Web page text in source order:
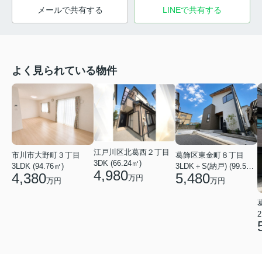
メールで共有する LINEで共有する
よく見られている物件
市川市大野町３丁目
3LDK (94.76㎡)
4,380万円
江戸川区北葛西２丁目
3DK (66.24㎡)
4,980万円
葛飾区東金町８丁目
3LDK＋S(納戸) (99.53㎡)
5,480万円